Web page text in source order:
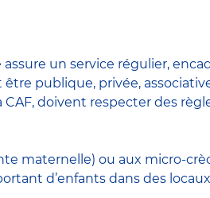
un service régulier,
publique, privée,
doivent respecter des
maternelle) ou aux micro-
d’enfants dans des